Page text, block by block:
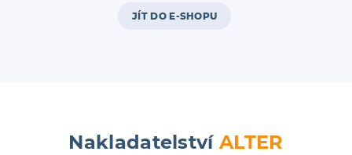
JÍT DO E-SHOPU
NakladatelstvíALTER